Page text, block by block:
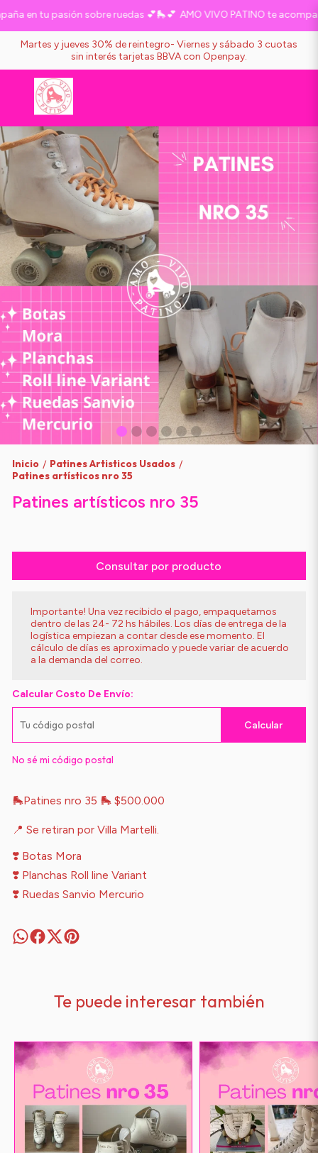
en tu pasión sobre ruedas 💕🛼💕 AMO VIVO PATINO te
Martes y jueves 30% de reintegro- Viernes y sábado 3 cuotas
sin interés tarjetas BBVA con Openpay.
Inicio / Patines Artisticos Usados /
Patines artísticos nro 35
Patines artísticos nro 35
Consultar por producto
Importante! Una vez recibido el pago, empaquetamos
dentro de las 24- 72 hs hábiles. Los días de entrega de la
logística empiezan a contar desde ese momento. El
cálculo de días es aproximado y puede variar de acuerdo
a la demanda del correo.
Calcular Costo De Envío:
Calcular
No sé mi código postal
🛼Patines nro 35 🛼 $500.000
📍 Se retiran por Villa Martelli.
❣️ Botas Mora
❣️ Planchas Roll line Variant
❣️ Ruedas Sanvio Mercurio
Te puede interesar también